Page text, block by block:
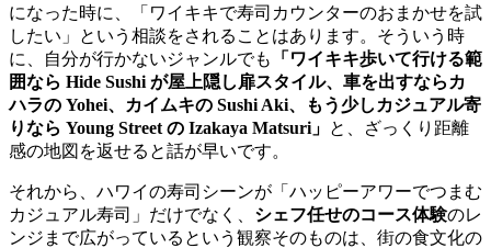
になった時に、「ワイキキで寿司カウンターのおまかせを試
したい」という相談をされることはあります。そういう時
に、自分が行かないジャンルでも
「ワイキキ歩いて行ける範
囲なら Hide Sushi が屋上隠し扉スタイル、車を出すならカ
ハラの Yohei、カイムキの Sushi Aki、もう少しカジュアル寄
りなら Young Street の Izakaya Matsuri」 と、ざっくり距離
感の地図を返せると話が早いです。
それから、ハワイの寿司シーンが「ハッピーアワーでつまむ
カジュアル寿司」だけでなく、 シェフ任せのコース体験のレ
ンジまで広がっているという観察そのものは、街の食文化の